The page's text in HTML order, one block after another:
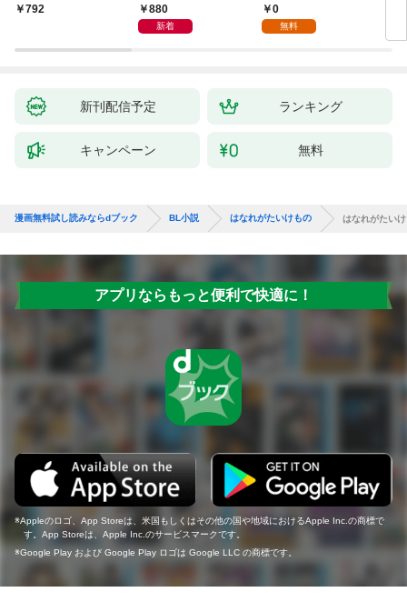
792
880
新着
0
無料
新刊配信予定 ランキング
キャンペーン 無料
漫画無料試し読みならdブック BL小説 はなれがたいけもの はなれがたい
アプリならもっと便利で快適に！
Appleのロゴ、App Storeは、米国もしくはその他の国や地域におけるApple Inc.の商標で
す。App Storeは、Apple Inc.のサービスマークです。
Google Play および Google Play ロゴは Google LLC の商標です。